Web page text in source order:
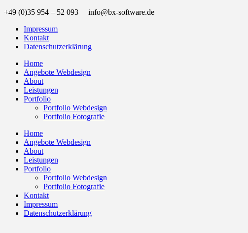
+49 (0)35 954 – 52 093 info@bx-software.de
Impressum
Kontakt
Datenschutzerklärung
Home
Angebote Webdesign
About
Leistungen
Portfolio
Portfolio Webdesign
Portfolio Fotografie
Home
Angebote Webdesign
About
Leistungen
Portfolio
Portfolio Webdesign
Portfolio Fotografie
Kontakt
Impressum
Datenschutzerklärung